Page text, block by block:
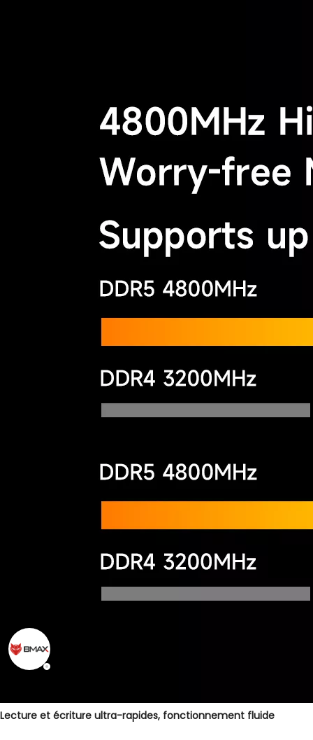
Lecture et écriture ultra-rapides, fonctionnement fluide